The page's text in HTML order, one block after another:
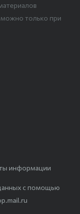
только при
информации
с помощью